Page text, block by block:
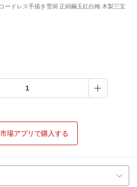
ードレス手描き雪洞 正絹繭玉紅白梅 木製三宝
場アプリで購入する